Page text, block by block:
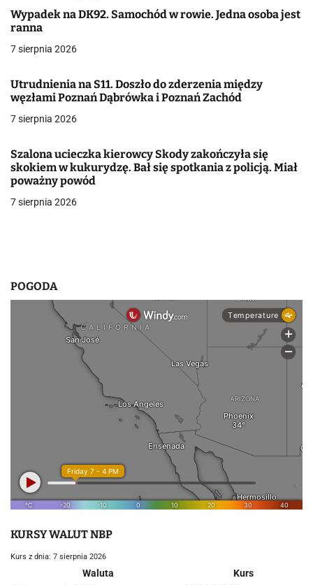
a
c
a
w
i
s
Wypadek na DK92. Samochód w rowie. Jedna osoba jest
ranna
7 sierpnia 2026
Utrudnienia na S11. Doszło do zderzenia między
węzłami Poznań Dąbrówka i Poznań Zachód
7 sierpnia 2026
Szalona ucieczka kierowcy Skody zakończyła się
skokiem w kukurydzę. Bał się spotkania z policją. Miał
poważny powód
7 sierpnia 2026
POGODA
KURSY WALUT NBP
Kurs z dnia: 7 sierpnia 2026
Waluta
Kurs